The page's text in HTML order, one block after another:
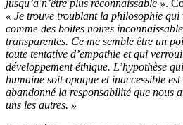
jusqu’à n’être plus reconnaissable ».
« Je trouve troublant la philosophie qui
comme des boites noires
transparentes. Ce me semble être un
toute tentative d’empathie et qui
développement éthique. L’hypothèse
humaine soit opaque et inaccessible
abandonné la responsabilité que nous
uns les autres. »